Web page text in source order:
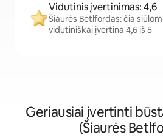
Vidutinis įvertinimas: 4,6
Šiaurės Betlfordas: čia
vidutiniškai įvertina 4,6 iš 5
Geriausiai įvertinti
(Šiaurės